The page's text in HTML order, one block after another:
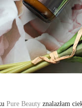
Pure Beauty znalazłam